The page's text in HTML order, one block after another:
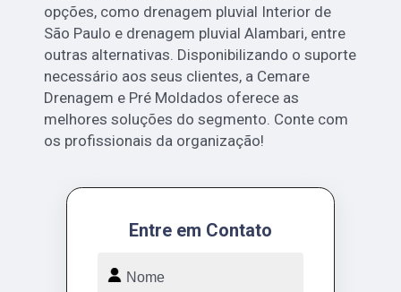
opções, como drenagem pluvial Interior de
São Paulo e drenagem pluvial Alambari, entre
outras alternativas. Disponibilizando o suporte
necessário aos seus clientes, a Cemare
Drenagem e Pré Moldados oferece as
melhores soluções do segmento. Conte com
os profissionais da organização!
Entre em Contato